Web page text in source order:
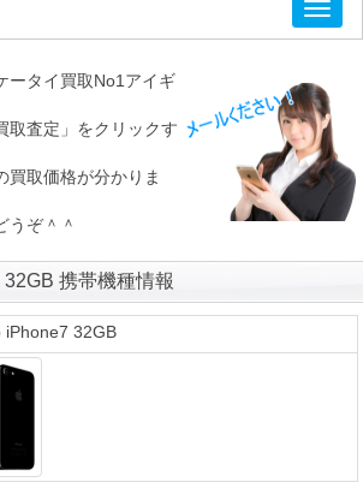
タイ買取No1アイギ
査定」をクリックす
取価格が分かりま
ぞ＾＾
携帯機種情報
iPhone7 32GB